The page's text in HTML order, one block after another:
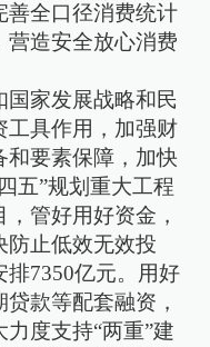
善全口径消费统计
营造安全放心消费
国家发展战略和民
工具作用，加强财
和要素保障，加快
五”规划重大工程
管好用好资金，
防止低效无效投
7350亿元。用好
款等配套融资，
度支持“两重”建